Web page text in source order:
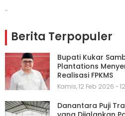
-
Berita Terpopuler
Bupati Kukar
Plantations
Realisasi FPKMS
Kamis, 12 Feb 2026 -
Danantara Puji